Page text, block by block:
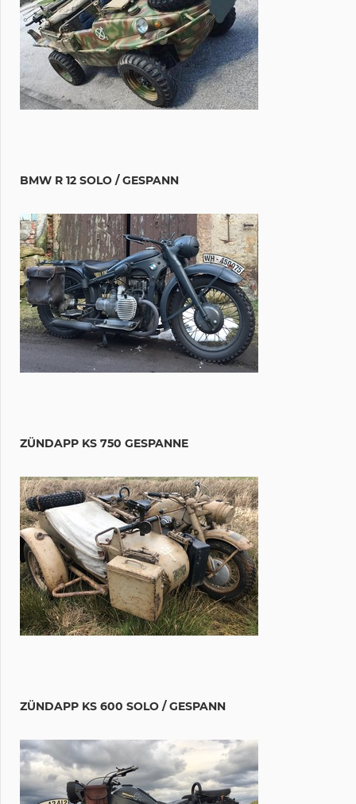
BMW R 12 SOLO / GESPANN
ZÜNDAPP KS 750 GESPANNE
ZÜNDAPP KS 600 SOLO / GESPANN